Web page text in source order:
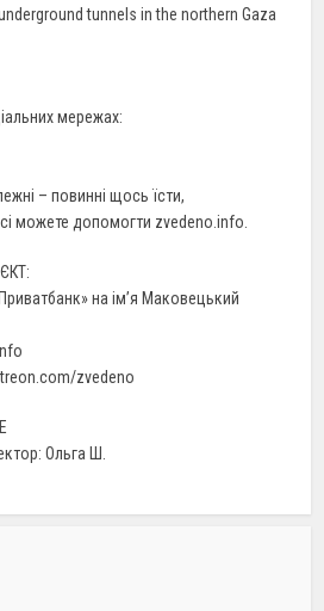
tunnels in the northern Gaza
мережах:
– повинні щось їсти,
можете допомогти zvedeno.info.
на ім’я Маковецький
zvedeno
Ольга Ш.